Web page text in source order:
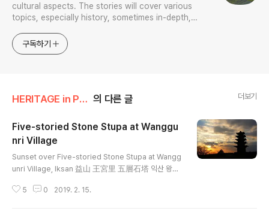
cultural aspects. The stories will cover various
topics, especially history, sometimes in-depth,
approach will be to resist any common sense or
generalized viewpoint
구독하기
HERITAGE in PHOTO/DOMESTIC 의 다른 글 더보기
Five-storied Stone Stupa at Wanggu
nri Village
Sunset over Five-storied Stone Stupa at Wangg
unri Village, Iksan 益山 王宮里 五層石塔 익산 왕궁
5 0 2019. 2. 15.